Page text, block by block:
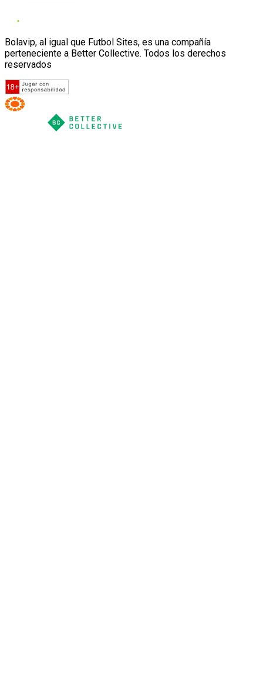
Bolavip, al igual que Futbol Sites, es una compañía
perteneciente a Better Collective. Todos los derechos
reservados